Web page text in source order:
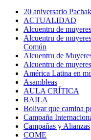
20 aniversario
ACTUALIDAD
Alcuentru de
Alcuentru de
Común
Alcuentru de
Alcuentru de
América Latina en
Asambleas
AULA CRÍTICA
BAILA
Bolivar que camina
Campaña
Campañas y Alianzas
COME